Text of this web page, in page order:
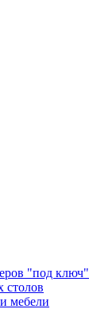
"под ключ"
столов
мебели